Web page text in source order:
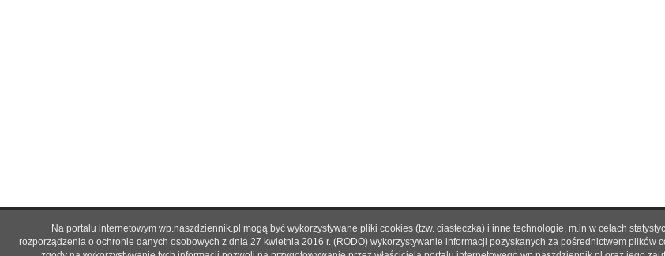
O nas|Reklama|Prenumerata|Regulamin|
Na portalu internetowym wp.naszdziennik.pl mogą być wykorzystywane pliki cookies (tzw. ciasteczka) i inne technologie, m.in w celach
rozporządzenia o ochronie danych osobowych z dnia 27 kwietnia 2016 r. (RODO) wykorzystywanie informacji pozyskanych za pośrednictwem plików